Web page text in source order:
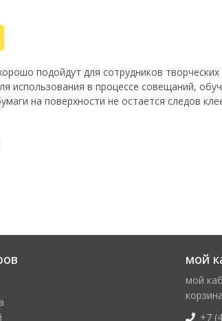
подойдут для сотрудников
использования в процессе совещаний,
на поверхности не остается следов
мой
мой
корзина
+7